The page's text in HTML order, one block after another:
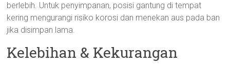
berlebih. Untuk penyimpanan, posisi gantung di tempat
kering mengurangi risiko korosi dan menekan aus pada ban
jika disimpan lama.
Kelebihan & Kekurangan